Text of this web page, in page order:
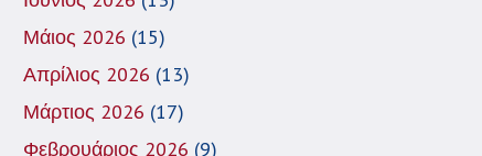
Μάιος 2026 (15)
Απρίλιος 2026 (13)
Μάρτιος 2026 (17)
Φεβρουάριος 2026 (9)